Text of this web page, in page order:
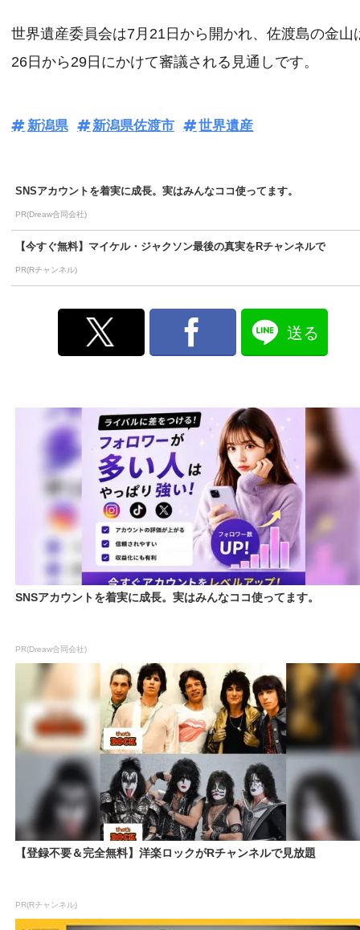
世界遺産委員会は7月21日から開かれ、佐渡島の金山
26日から29日にかけて審議される見通しです。
新潟県 新潟県佐渡市 世界遺産
SNSアカウントを着実に成長。実はみんなココ使ってます。
PR(Dreaw合同会社)
【今すぐ無料】マイケル・ジャクソン最後の真実をRチャンネルで
PR(Rチャンネル)
送る
SNSアカウントを着実に成長。実はみんなココ使ってます。
PR(Dreaw合同会社)
【登録不要＆完全無料】洋楽ロックがRチャンネルで見放題
PR(Rチャンネル)